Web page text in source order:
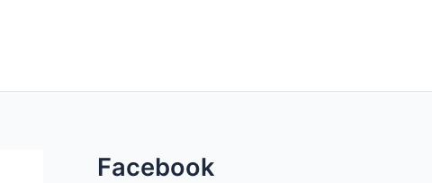
Facebook